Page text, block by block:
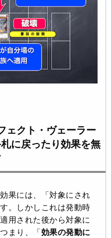
ェクト・ヴェーラー
に戻ったり効果を無
果には、「対象にされ
。しかしこれは発動時
用された後から対象に
まり、「 効果の発動に